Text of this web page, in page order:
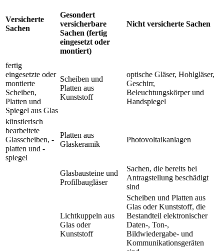
Versicherte
Sachen
Gesondert
versicherbare
Sachen (fertig
eingesetzt oder
montiert)
Nicht versicherte Sachen
fertig
eingesetzte oder
montierte
Scheiben,
Platten und
Spiegel aus Glas
Scheiben und
Platten aus
Kunststoff
optische Gläser, Hohlgläser,
Geschirr,
Beleuchtungskörper und
Handspiegel
künstlerisch
bearbeitete
Glasscheiben, -
platten und -
spiegel
Platten aus
Glaskeramik
Photovoltaikanlagen
Glasbausteine und
Profilbaugläser
Sachen, die bereits bei
Antragstellung beschädigt
sind
Lichtkuppeln aus
Glas oder
Kunststoff
Scheiben und Platten aus
Glas oder Kunststoff, die
Bestandteil elektronischer
Daten-, Ton-,
Bildwiedergabe- und
Kommunikationsgeräten